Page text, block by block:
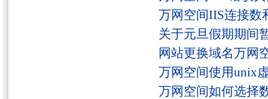
万网空间IIS连接数
关于元旦假期期间
网站更换域名万网
万网空间使用unix
万网空间如何选择